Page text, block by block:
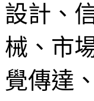
設計、
械、市
覺傳達